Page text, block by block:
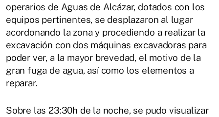
operarios de Aguas de Alcázar, dotados con los
equipos pertinentes, se desplazaron al lugar
acordonando la zona y procediendo a realizar la
excavación con dos máquinas excavadoras para
poder ver, a la mayor brevedad, el motivo de la
gran fuga de agua, así como los elementos a
reparar.
Sobre las 23:30h de la noche, se pudo visualizar